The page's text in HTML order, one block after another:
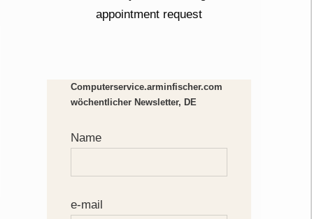
Computerservice.arminfischer.com
wöchentlicher Newsletter, DE
Name
e-mail